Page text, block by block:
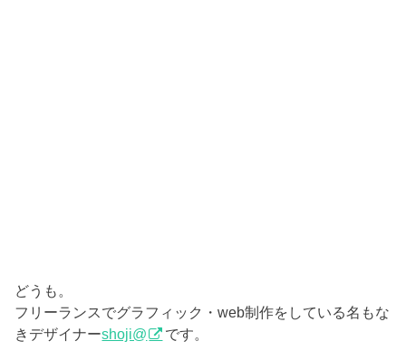
どうも。
フリーランスでグラフィック・web制作をしている名もな
きデザイナーshoji@ です。